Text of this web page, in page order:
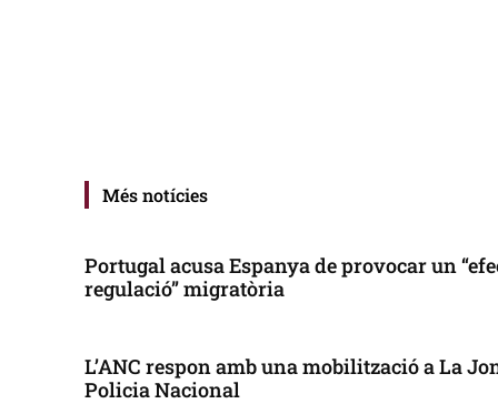
Més notícies
Portugal acusa Espanya de provocar un
regulació” migratòria
L’ANC respon amb una mobilització a La
Policia Nacional